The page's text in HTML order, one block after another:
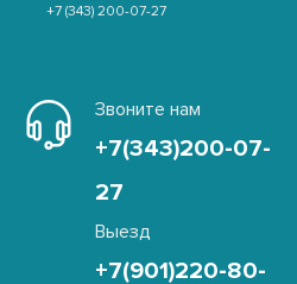
ул. Вильгельма
де Геннина
+7 (343) 200-07-27
Звоните нам
+7(343)200-07-
27
Выезд
+7(901)220-80-